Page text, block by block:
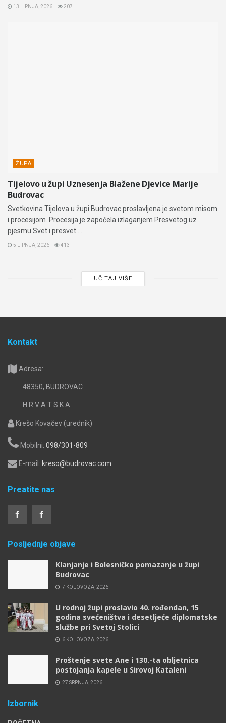
13 LIPNJA, 2026 207
ŽUPA
Tijelovo u župi Uznesenja Blažene Djevice Marije
Budrovac
Svetkovina Tijelova u župi Budrovac proslavljena je svetom misom
i procesijom. Procesija je započela izlaganjem Presvetog uz
pjesmu Svet i presvet....
5 LIPNJA, 2026 413
UČITAJ VIŠE
Kontakt
Adresa:
48350, BUDROVAC
H R V A T S K A
Krešo Kovačev (urednik)
Mobilni: 098/301-809
E-mail: kreso@budrovac.com
Preatite nas
Posljednje objave
Klanjanje i Bolesničko pomazanje u župi
Budrovac
7 KOLOVOZA, 2026
U rodnoj župi proslavio 40. rođendan, 15
godina svećeništva i desetljeće diplomatske
službe pri Svetoj Stolici
6 KOLOVOZA, 2026
Proštenje svete Ane i 130.-ta obljetnica
postojanja kapele u Sirovoj Kataleni
27 SRPNJA, 2026
Izbornik